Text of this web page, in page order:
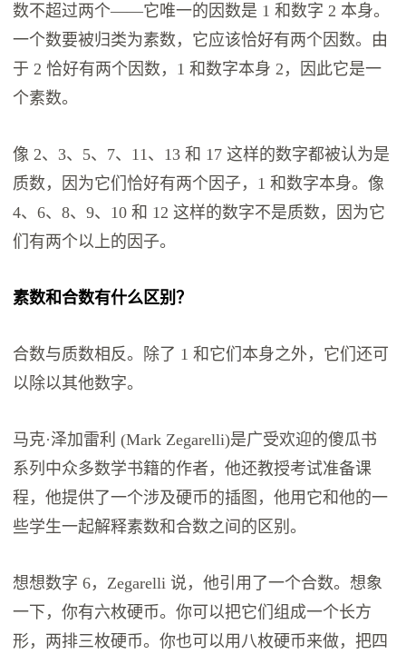
数不超过两个——它唯一的因数是 1 和数字 2 本身。
一个数要被归类为素数，它应该恰好有两个因数。由
于 2 恰好有两个因数，1 和数字本身 2，因此它是一
个素数。
像 2、3、5、7、11、13 和 17 这样的数字都被认为是
质数，因为它们恰好有两个因子，1 和数字本身。像
4、6、8、9、10 和 12 这样的数字不是质数，因为它
们有两个以上的因子。
素数和合数有什么区别？
合数与质数相反。除了 1 和它们本身之外，它们还可
以除以其他数字。
马克·泽加雷利 (Mark Zegarelli)是广受欢迎的傻瓜书
系列中众多数学书籍的作者，他还教授考试准备课
程，他提供了一个涉及硬币的插图，他用它和他的一
些学生一起解释素数和合数之间的区别。
想想数字 6，Zegarelli 说，他引用了一个合数。想象
一下，你有六枚硬币。你可以把它们组成一个长方
形，两排三枚硬币。你也可以用八枚硬币来做，把四